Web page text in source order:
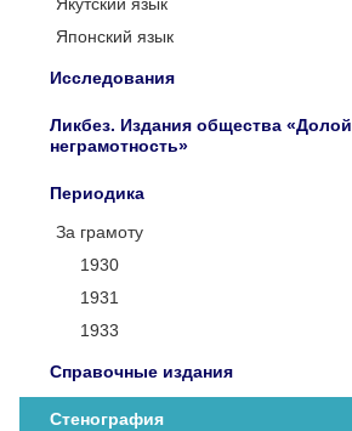
Японский язык
Исследования
Ликбез. Издания общества «Долой
неграмотность»
Периодика
За грамоту
1930
1931
1933
Справочные издания
Стенография